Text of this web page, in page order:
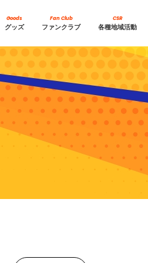
Goods
グッズ
Fan Club
ファンクラブ
CSR
各種地域活動